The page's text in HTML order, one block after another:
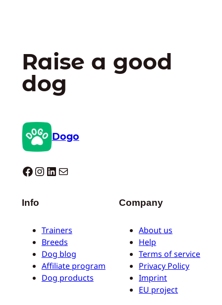
Raise a good
dog
Dogo
Dogo facebook InstagramLinkedIn E-mail
Info
Trainers
Breeds
Dog blog
Affiliate program
Dog products
Company
About us
Help
Terms of service
Privacy Policy
Imprint
EU project